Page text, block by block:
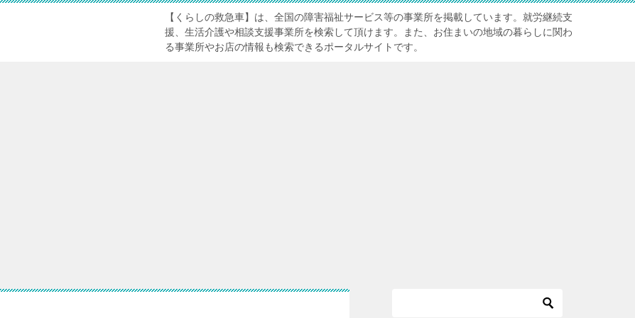
【くらしの救急車】は、全国の障害福祉サービス等の事業所を掲載しています。就労継続支
援、生活介護や相談支援事業所を検索して頂けます。また、お住まいの地域の暮らしに関わ
る事業所やお店の情報も検索できるポータルサイトです。